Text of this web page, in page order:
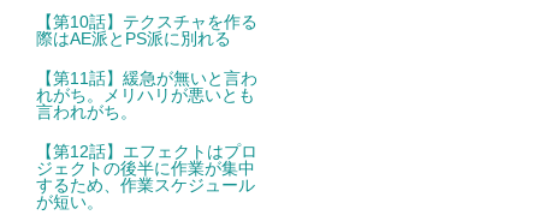
【第10話】テクスチャを作る
際はAE派とPS派に別れる
【第11話】緩急が無いと言わ
れがち。メリハリが悪いとも
言われがち。
【第12話】エフェクトはプロ
ジェクトの後半に作業が集中
するため、作業スケジュール
が短い。